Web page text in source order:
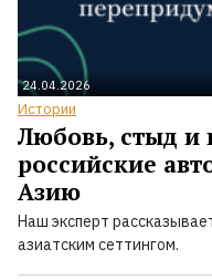
24.04.2026
Истории
Любовь, стыд и
российские
Азию
Наш эксперт
азиатским сеттингом.